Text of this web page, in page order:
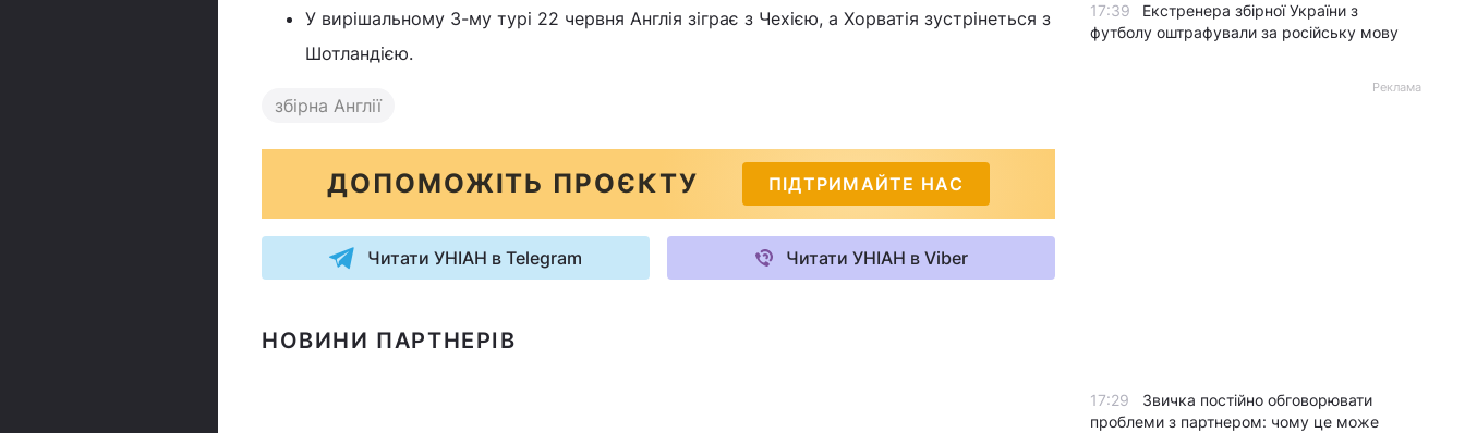
У вирішальному 3-му турі 22 червня Англія зіграє з Чехією, а Хорватія зустрінеться з
Шотландією.
збірна Англії
ДОПОМОЖІТЬ ПРОЄКТУ ПІДТРИМАЙТЕ НАС
Читати УНІАН в Telegram Читати УНІАН в Viber
НОВИНИ ПАРТНЕРІВ
17:39
Екстренера збірної України з
футболу оштрафували за російську мову
Реклама
17:29
Звичка постійно обговорювати
проблеми з партнером: чому це може